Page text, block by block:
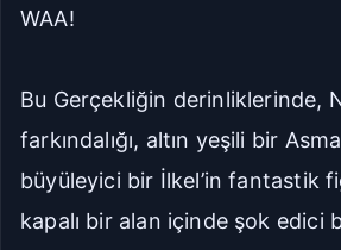
WAA!
Bu Gerçekliğin derinliklerinde,
farkındalığı, altın yeşili bir
büyüleyici bir İlkel’in fantastik
kapalı bir alan içinde şok edici